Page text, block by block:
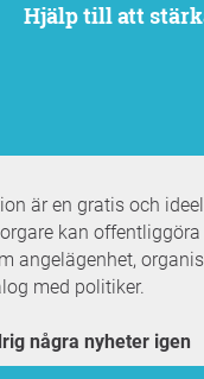
Hjälp till att
är en gratis och
kan offentliggöra
angelägenhet,
med politiker.
några nyheter igen